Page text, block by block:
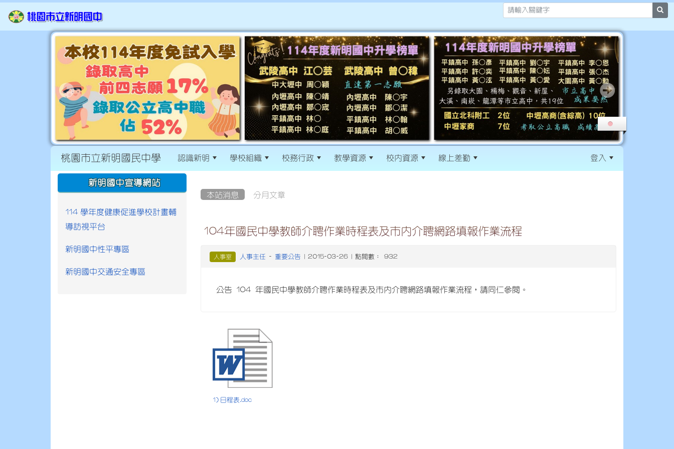
桃園市立新明國民中學 認識新明 學校組織 校務行政 教學資源 校內資源 線上差勤 登入
本站消息 分月文章
104年國民中學教師介聘作業時程表及市內介聘網路填報作業流程
人事室 人事主任 - 重要公告 | 2015-03-26 | 點閱數： 932
公告 104 年國民中學教師介聘作業時程表及市內介聘網路填報作業流程，請同仁參閱。
1) 日程表.doc
:::
新明國中宣導網站
114 學年度健康促進學校計畫輔
導訪視平台
新明國中性平專區
新明國中交通安全專區